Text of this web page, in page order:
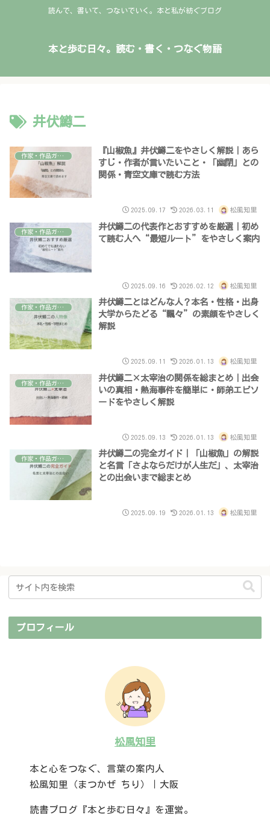
読んで、書いて、つないでいく。本と私が紡ぐブログ
本と歩む日々。読む・書く・つなぐ物語
井伏鱒二
作家・作品ガイド
『山椒魚』井伏鱒二をやさしく解説｜あら
すじ・作者が言いたいこと・「幽閉」との
関係・青空文庫で読む方法
2025.09.17 2026.03.11 松風知里
作家・作品ガイド
井伏鱒二の代表作とおすすめを厳選｜初め
て読む人へ“最短ルート”をやさしく案内
2025.09.16 2026.02.12 松風知里
作家・作品ガイド
井伏鱒二とはどんな人？本名・性格・出身
大学からたどる“飄々”の素顔をやさしく
解説
2025.09.11 2026.01.13 松風知里
作家・作品ガイド
井伏鱒二×太宰治の関係を総まとめ｜出会
いの真相・熱海事件を簡単に・師弟エピソ
ードをやさしく解説
2025.09.13 2026.01.13 松風知里
作家・作品ガイド
井伏鱒二の完全ガイド｜「山椒魚」の解説
と名言「さよならだけが人生だ」、太宰治
との出会いまで総まとめ
2025.09.19 2026.01.13 松風知里
プロフィール
松風知里
本と心をつなぐ、言葉の案内人
松風知里（まつかぜ ちり）｜大阪
読書ブログ『本と歩む日々』を運営。